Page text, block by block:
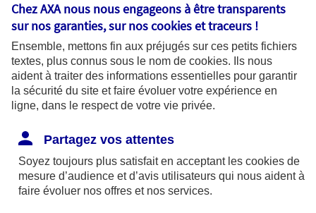
Coordonnées de l'Autorité de contrôle
prudentiel et de résolution (ACPR) : - 4
Place de Budapest - CS 92459 - 75436
Paris Cedex 09. Le détail des procédures de
recours et de réclamation et les
disponibles sur le site axa.fr.
AXA France IARD et AXA France Vie sont
mandataires exclusifs en opérations de
Chez AXA nous nous engageons à être transparents
sur nos garanties, sur noscookies et traceurs !
Ensemble, mettons fin aux préjugés sur ces petits fichiers
textes, plus connus sous le nom de cookies. Ils nous
aident à traiter des informations essentielles pour garantir
la sécurité du site et faire évoluer votre expérience en
ligne, dans le respect de votre vie privée.
Partagez vos attentes
Soyez toujours plus satisfait en acceptant les cookies de
mesure d’audience et d’avis utilisateurs qui nous aident à
faire évoluer nos offres et nos services.